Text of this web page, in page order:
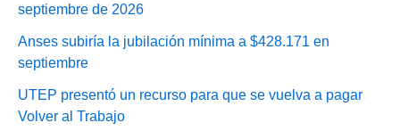
septiembre de 2026
Anses subiría la jubilación mínima a $428.171 en
septiembre
UTEP presentó un recurso para que se vuelva a pagar
Volver al Trabajo